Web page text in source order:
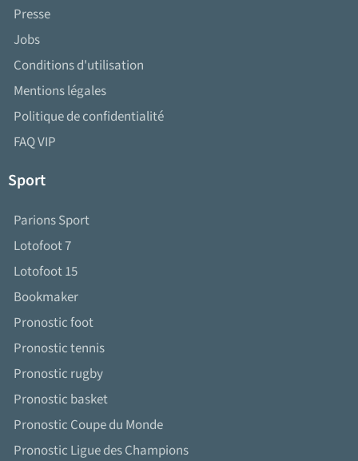
Presse
Jobs
Conditions d'utilisation
Mentions légales
Politique de confidentialité
FAQ VIP
Sport
Parions Sport
Lotofoot 7
Lotofoot 15
Bookmaker
Pronostic foot
Pronostic tennis
Pronostic rugby
Pronostic basket
Pronostic Coupe du Monde
Pronostic Ligue des Champions